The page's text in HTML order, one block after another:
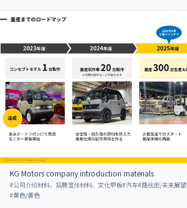
KG Motors company introduction materials
#公司介绍材料、招聘宣传材料、文化甲板#汽车#路线图/未来展望
#黄色/黄色